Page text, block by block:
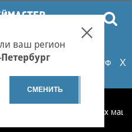
заказов на сайте
НУЦ Минцифры РФ
Подробнее...
X
ваш регион
СМЕНИТЬ
для бытовых швейных